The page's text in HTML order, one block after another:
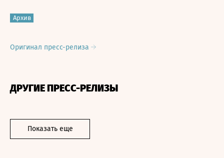
Архив
Оригинал пресс-релиза
ДРУГИЕ ПРЕСС-РЕЛИЗЫ
Показать еще